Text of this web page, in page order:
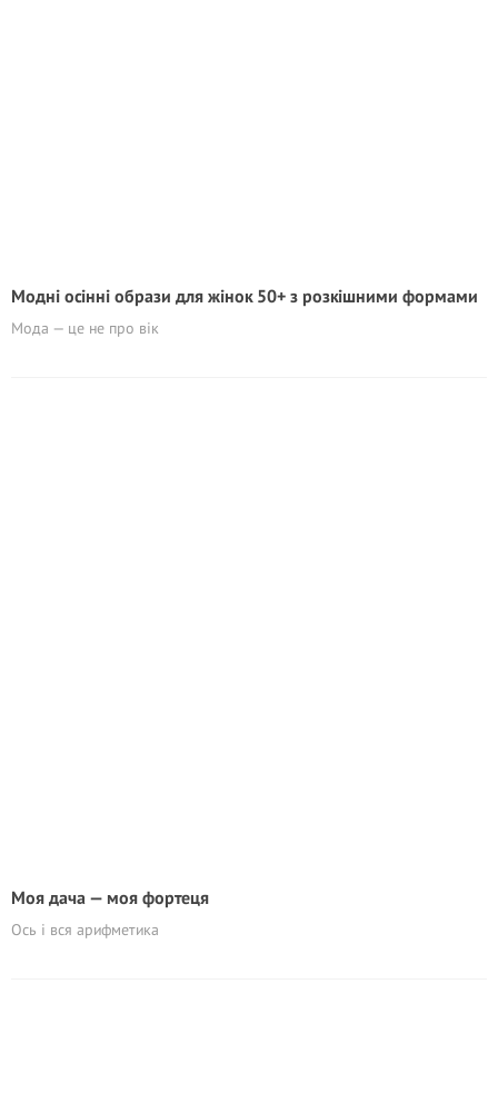
Модні осінні образи для жінок 50+ з розкішними формами
Мода — це не про вік
Моя дача — моя фортеця
Ось і вся арифметика